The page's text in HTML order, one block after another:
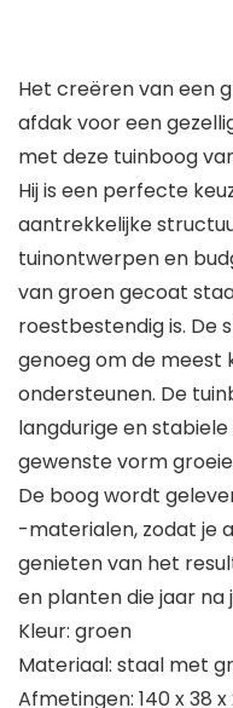
Het creëren van een
afdak voor een
met deze tuinboog
Hij is een perfecte
aantrekkelijke
tuinontwerpen en
van groen gecoat
roestbestendig is. De
genoeg om de
ondersteunen. De
langdurige en
gewenste vorm
De boog wordt
-materialen, zodat je
genieten van het
en planten die jaar na
Kleur: groen
Materiaal: staal met
Afmetingen: 140 x 38